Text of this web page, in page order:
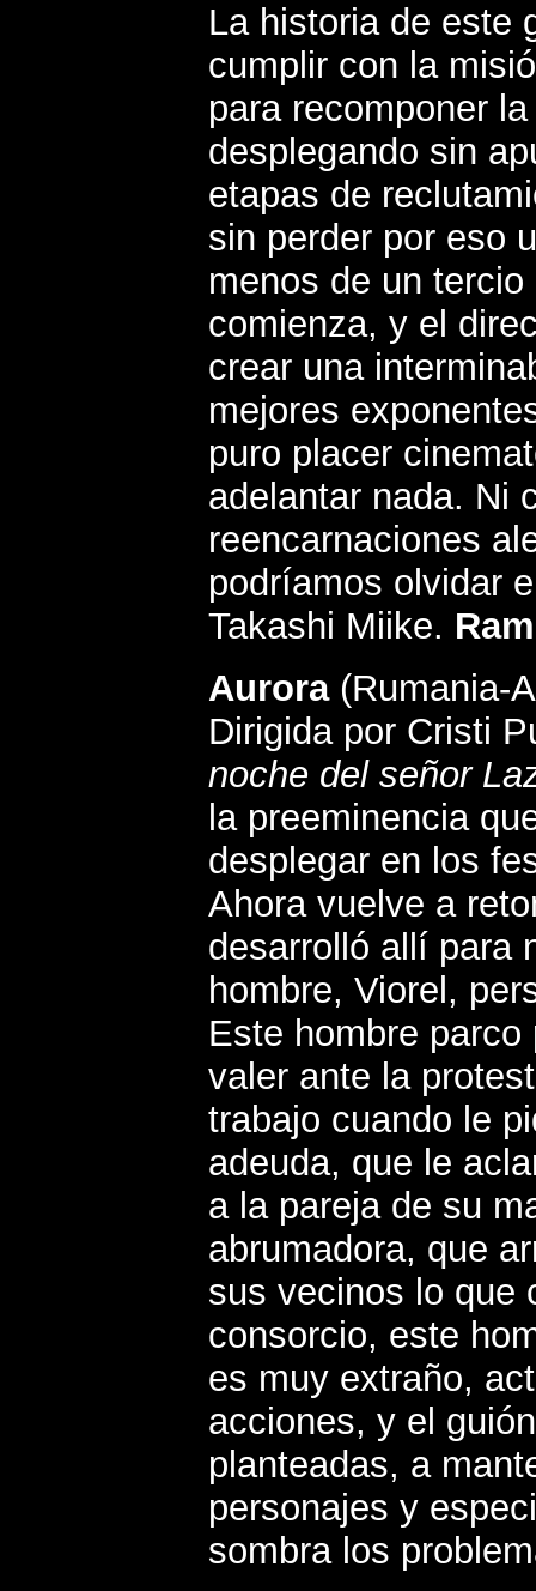
La historia de este
cumplir con la
para recomponer
desplegando sin
etapas de
sin perder por eso
menos de un
comienza, y el
crear una
mejores
puro placer
adelantar nada. Ni
reencarnaciones
podríamos olvidar
Takashi Miike.
Aurora (Rumania-
Dirigida por Cristi
noche del señor
la preeminencia
desplegar en los
Ahora vuelve a
desarrolló allí para
hombre, Viorel,
Este hombre
valer ante la
trabajo cuando le
adeuda, que le
a la pareja de su
abrumadora, que
sus vecinos lo que
consorcio, este
es muy extraño,
acciones, y el
planteadas, a
personajes y
sombra los